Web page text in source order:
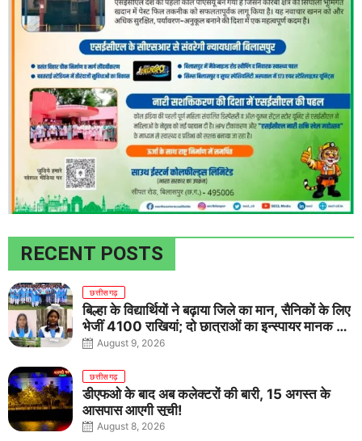
RECENT POSTS
छत्तीसगढ़
बिल्हा के विद्यार्थियों ने बढ़ाया जिले का मान, सैनिकों के लिए
भेजीं 4100 राखियां; दो छात्राओं का इन्स्पायर मानक में
राष्ट्रीय चयन
August 9, 2026
छत्तीसगढ़
डीएफओ के बाद अब कलेक्टरों की बारी, 15 अगस्त के
आसपास आएगी सूची!
August 8, 2026